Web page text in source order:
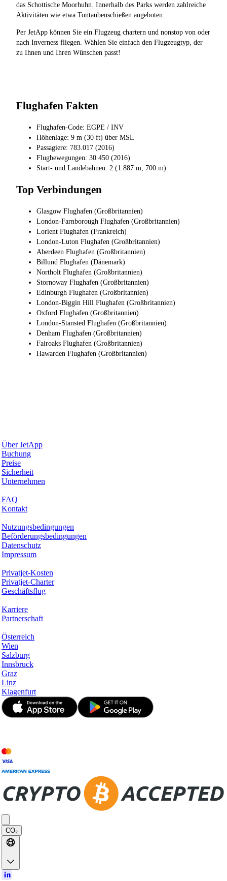
das Schottische Moorhuhn. Innerhalb des Parks werden zahlreiche
Aktivitäten wie etwa Tontaubenschießen angeboten.
Per JetApp können Sie ein Flugzeug chartern und nonstop von oder
nach Inverness fliegen. Wählen Sie einfach den Flugzeugtyp, der
zu Ihnen und Ihren Wünschen passt!
Flughafen Fakten
Flughafen-Code: EGPE / INV
Höhenlage: 9 m (30 ft) über MSL
Passagiere: 783.017 (2016)
Flugbewegungen: 30.450 (2016)
Start- und Landebahnen: 2 (1.887 m, 700 m)
Top Verbindungen
Glasgow Flughafen (Großbritannien)
London-Farnborough Flughafen (Großbritannien)
Lorient Flughafen (Frankreich)
London-Luton Flughafen (Großbritannien)
Aberdeen Flughafen (Großbritannien)
Billund Flughafen (Dänemark)
Northolt Flughafen (Großbritannien)
Stornoway Flughafen (Großbritannien)
Edinburgh Flughafen (Großbritannien)
London-Biggin Hill Flughafen (Großbritannien)
Oxford Flughafen (Großbritannien)
London-Stansted Flughafen (Großbritannien)
Denham Flughafen (Großbritannien)
Fairoaks Flughafen (Großbritannien)
Hawarden Flughafen (Großbritannien)
Über JetApp
Buchung
Preise
Sicherheit
Unternehmen
FAQ
Kontakt
Nutzungsbedingungen
Beförderungsbedingungen
Datenschutz
Impressum
Privatjet-Kosten
Privatjet-Charter
Geschäftsflug
Karriere
Partnerschaft
Österreich
Wien
Salzburg
Innsbruck
Graz
Linz
Klagenfurt
CO₂